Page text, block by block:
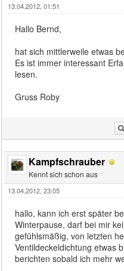
13.04.2012, 01:51
Hallo Bernd,
hat sich mittlerweile etwas
Es ist immer interessant
lesen.
Gruss Roby
Kampfschrauber
Kennt sich schon aus
13.04.2012, 23:05
hallo, kann ich erst später
Winterpause, darf bei mir
gefühlsmäßig, von letzten
Ventildeckeldichtung etwas
berichten sobald ich mehr